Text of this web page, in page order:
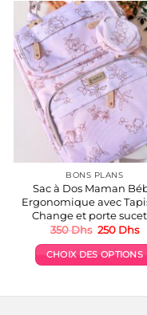
BONS PLANS
Sac à Dos Maman
Ergonomique avec
Change et porte
350Dhs Le
initial
était :
250 DhsLe
CHOIX DES OPTIONS